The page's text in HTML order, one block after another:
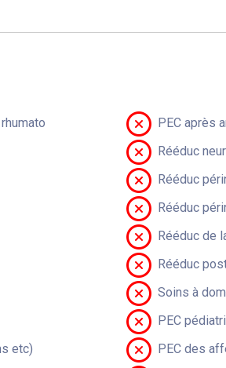
PEC après
Rééduc
Rééduc
Rééduc
Rééduc de
Rééduc
Soins à
PEC
etc)
PEC des